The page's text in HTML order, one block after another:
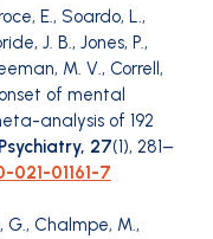
E., Soardo, L.,
J. B., Jones, P.,
M. V., Correll,
of mental
analysis of 192
27(1), 281–
021-01161-7
G., Chalmpe, M.,